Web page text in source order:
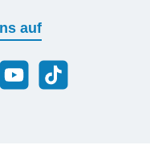
auf
YouTubeTikTok